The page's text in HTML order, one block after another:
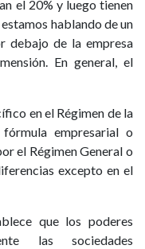
el 20% y luego tienen
hablando de un
debajo de la empresa
En general, el
en el Régimen de la
empresarial o
el Régimen General o
excepto en el
que los poderes
las sociedades